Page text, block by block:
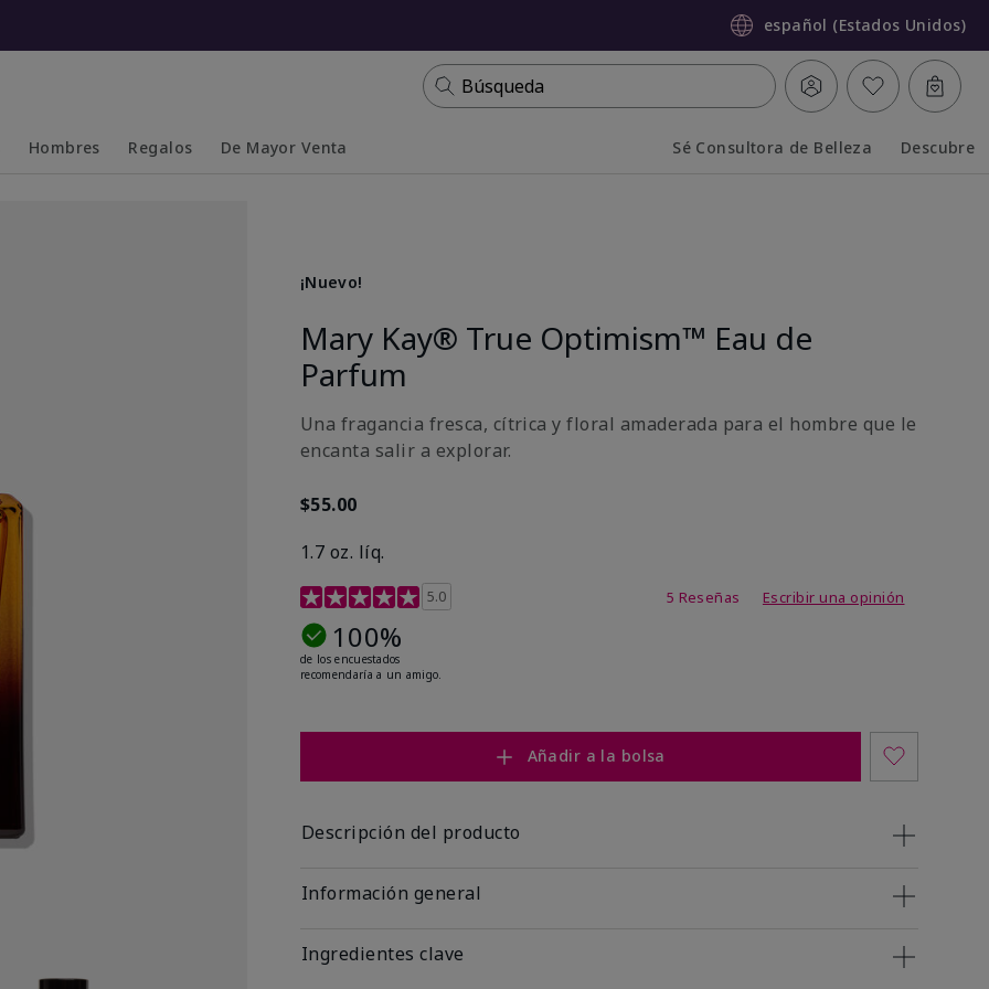
español (Estados Unidos)
Búsqueda
Hombres Regalos De Mayor Venta Sé Consultora de Belleza Descubre
¡Nuevo!
Mary Kay® True Optimism™ Eau de
Parfum
Una fragancia fresca, cítrica y floral amaderada para el hombre que le
encanta salir a explorar.
$55.00
1.7 oz. líq.
Calificación de clientes de 3,4 de 5
5.0 5 Reseñas Escribir una opinión
100%
de los encuestados
recomendaría a un amigo.
Añadir a la bolsa
Descripción del producto
Información general
Ingredientes clave